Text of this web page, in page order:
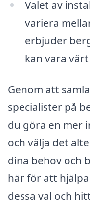
Valet av
variera
erbjuder
kan vara
Genom att
specialister på
du göra en mer
och välja det
dina behov och
här för att
dessa val och